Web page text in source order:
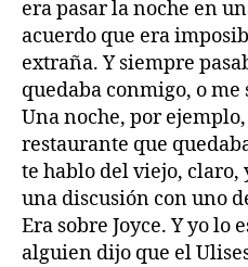
era pasar la noche en
acuerdo que era
extraña. Y siempre
quedaba conmigo, o me
Una noche, por
restaurante que
te hablo del viejo, claro,
una discusión con uno
Era sobre Joyce. Y yo lo
alguien dijo que el